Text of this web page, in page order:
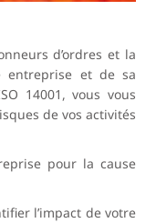
d’ordres et la
entreprise et de sa
14001, vous vous
de vos activités
pour la cause
l’impact de votre